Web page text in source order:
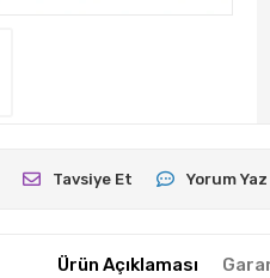
Tavsiye Et Yorum Yaz
Ürün Açıklaması